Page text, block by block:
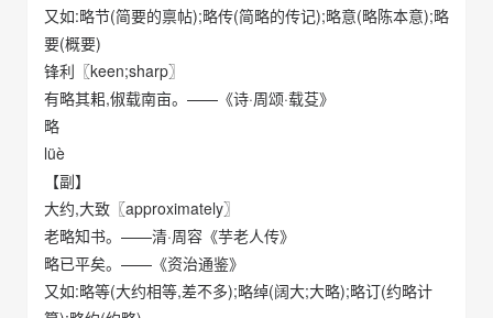
又如:略节(简要的禀帖);略传(简略的传记);略意(略陈本意);略
要(概要)
锋利〖keen;sharp〗
有略其耜,俶载南亩。——《诗·周颂·载芟》
略
lüè
【副】
大约,大致〖approximately〗
老略知书。——清·周容《芋老人传》
略已平矣。——《资治通鉴》
又如:略等(大约相等,差不多);略绰(阔大;大略);略订(约略计